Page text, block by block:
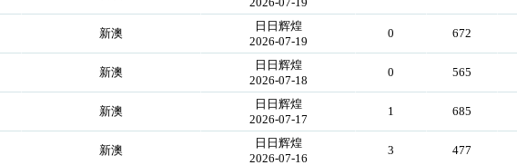
新澳
日日辉煌
2026-07-19
0 672
新澳
日日辉煌
2026-07-18
0 565
新澳
日日辉煌
2026-07-17
1 685
新澳
日日辉煌
2026-07-16
3 477